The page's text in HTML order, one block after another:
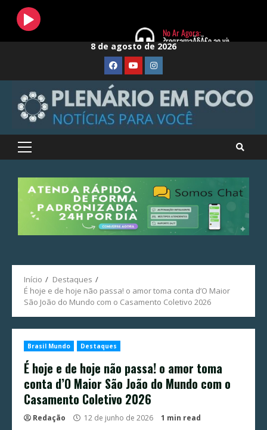
Skip
8 de agosto de 2026
FaceBook
YoutubeInstagram
Primary
Início
Destaques
É hoje e de hoje não passa! o amor toma conta d’O Maior
São João do Mundo com o Casamento Coletivo 2026
Brasil Mundo Destaques
É hoje e de hoje não passa! o amor toma
conta d’O Maior São João do Mundo com o
Casamento Coletivo 2026
Redação 12 de junho de 2026 1 min read